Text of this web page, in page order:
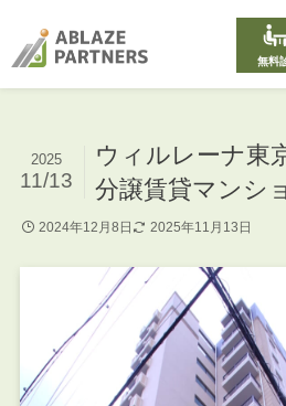
無料
ウィルレーナ東
分譲賃貸マンシ
2025
11/13
2024年12月8日 2025年11月13日